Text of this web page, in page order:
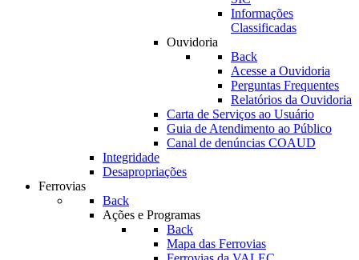
Informações
Classificadas
Ouvidoria
Back
Acesse a Ouvidoria
Perguntas Frequentes
Relatórios da Ouvidoria
Carta de Serviços ao Usuário
Guia de Atendimento ao Público
Canal de denúncias COAUD
Integridade
Desapropriações
Ferrovias
Back
Ações e Programas
Back
Mapa das Ferrovias